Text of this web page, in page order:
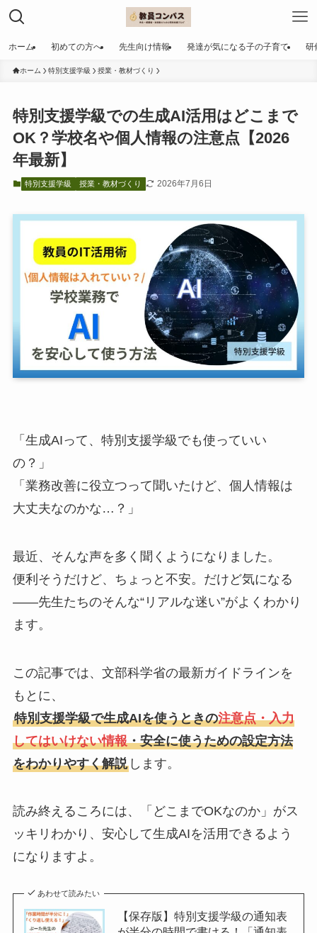
ホーム 初めての方へ 先生向け情報 発達が気になる子の子育て 研
ホーム 特別支援学級 授業・教材づくり
特別支援学級での生成AI活用はどこまで
OK？学校名や個人情報の注意点【2026
年最新】
特別支援学級 授業・教材づくり 2026年7月6日
「生成AIって、特別支援学級でも使っていい
の？」
「業務改善に役立つって聞いたけど、個人情報は
大丈夫なのかな…？」
最近、そんな声を多く聞くようになりました。
便利そうだけど、ちょっと不安。だけど気になる
――先生たちのそんな“リアルな迷い”がよくわかり
ます。
この記事では、文部科学省の最新ガイドラインを
もとに、
特別支援学級で生成AIを使うときの注意点・入力
してはいけない情報・安全に使うための設定方法
をわかりやすく解説します。
読み終えるころには、「どこまでOKなのか」がス
ッキリわかり、安心して生成AIを活用できるよう
になりますよ。
あわせて読みたい
【保存版】特別支援学級の通知表